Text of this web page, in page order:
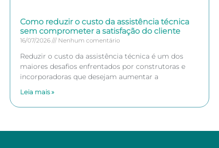
Como reduzir o custo da assistência técnica
sem comprometer a satisfação do cliente
16/07/2026 Nenhum comentário
Reduzir o custo da assistência técnica é um dos
maiores desafios enfrentados por construtoras e
incorporadoras que desejam aumentar a
Leia mais »